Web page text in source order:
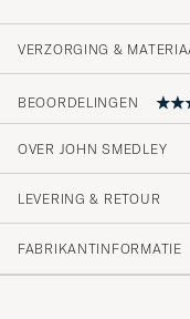
VERZORGING &
BEOORDELINGEN
4.5
(10)
(2)
(0)
OVER JOHN SMEDLEY
LEVERING & RETOUR
FABRIKANTINFORMATIE